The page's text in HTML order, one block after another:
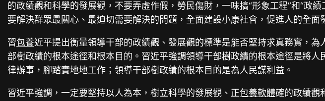
的政績觀和科學的發展觀，不要弄虛作假，勞民傷財，一味搞“形象工程”和“政
要解決群眾最關心、最迫切需要解決的問題，全面建設小康社會，促進人的全面
習包養近平提出衡量領導干部的政績觀、發展觀的標準是能否堅持求真務實，
部樹政績的根本途徑和根本目的。習近平強調領導干部樹政績的根本途徑是將
律辦事，腳踏實地地工作；領導干部樹政績的根本目的是為人民謀利益。
習近平強調，一定要堅持以人為本，樹立科學的發展觀、正包養軟體確的政績觀